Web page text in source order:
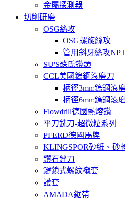
金屬探測器
切削研磨
OSG絲攻
OSG螺旋絲攻
管用斜牙絲攻NPT
SU'S蘇氏鑽頭
CCL美國鎢鋼滾磨刀
柄徑3mm鎢鋼滾
柄徑6mm鎢鋼滾
Flowdrill德國熱熔鑽
平刀銑刀-超微粒系列
PFERD德國馬牌
KLINGSPOR砂紙、砂
鑽石銼刀
鍵鎖式螺紋襯套
護套
AMADA鋸帶